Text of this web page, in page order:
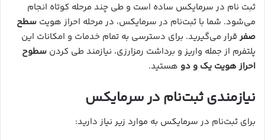
ثبت نام در سرمایکس ساده است و طی چند مرحله کوتاه انجام
می‌شود. شما با ثبت‌نام در سرمایکس، در مرحله احراز هویت سطح
صفر قرار می‌گیرید. برای دسترسی به تمام خدمات و امکانات این
پلتفرم از جمله واریز و برداشت رمزارزی، نیازمند طی کردن سطوح
احراز هویت یک و دو هستید.
نیازمندی ثبت‌نام در سرمایکس
برای ثبت‌نام در سرمایکس به موارد زیر نیاز دارید: